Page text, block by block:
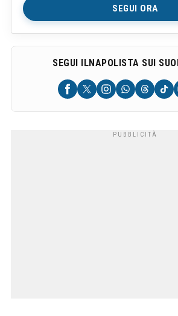
SEGUI ORA
SEGUI ILNAPOLISTA SUI